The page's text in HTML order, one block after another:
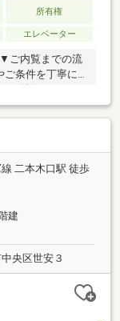
所有権
エレベーター
ご内覧までの流
ご条件を丁寧に
のスケジュール
調整いたしま
トップでサポー
額を知りたい」
のお悩みに経験
て次のステージ
います。自社HP
ります。TEL：
二本木口駅 徒歩
建
央区世安３